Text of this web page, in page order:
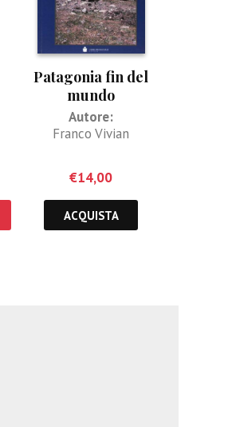
Patagonia fin del
mundo
Autore:
Franco Vivian
€14,00
ACQUISTA